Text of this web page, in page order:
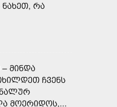
ᲠᲐ
ᲛᲘᲜᲓᲐ
ᲩᲕᲔᲜᲡ
ᲛᲝᲔᲠᲘᲓᲝᲡ,...